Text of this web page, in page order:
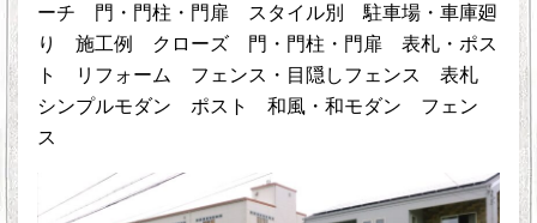
ーチ
門・門柱・門扉 スタイル別
駐車場・車庫廻
り
施工例 クローズ 門・門柱・門扉
表札・ポス
ト
リフォーム フェンス・目隠しフェンス
表札
シンプルモダン
ポスト 和風・和モダン
フェン
ス